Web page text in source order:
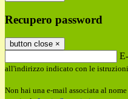
Recupero password
button close ×
all'indirizzo indicato con le istruzioni
Non hai una e-mail associata al